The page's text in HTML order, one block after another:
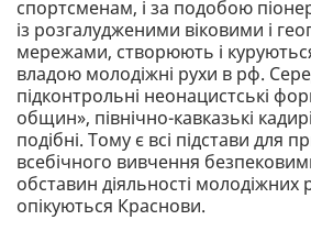
спортсменам, і за подобою
із розгалудженими віковими і
мережами, створюють і
владою молодіжні рухи в рф.
підконтрольні неонацистські
общин», північно-кавказькі
подібні. Тому є всі підстави для
всебічного вивчення
обставин діяльності молодіжних
опікуються Краснови.